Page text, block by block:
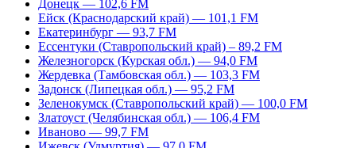
Донецк — 102,6 FM
Ейск (Краснодарский край) — 101,1 FM
Екатеринбург — 93,7 FM
Ессентуки (Ставропольский край) – 89,2 FM
Железногорск (Курская обл.) — 94,0 FM
Жердевка (Тамбовская обл.) — 103,3 FM
Задонск (Липецкая обл.) — 95,2 FM
Зеленокумск (Ставропольский край) — 100,0 FM
Златоуст (Челябинская обл.) — 106,4 FM
Иваново — 99,7 FM